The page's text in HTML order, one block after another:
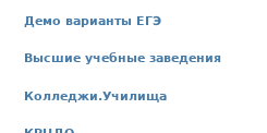
Демо варианты ЕГЭ
Высшие учебные заведения
Колледжи.Училища